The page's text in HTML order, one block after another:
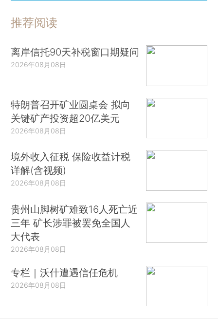
推荐阅读
离岸信托90天补税窗口期疑问
2026年08月08日
特朗普召开矿业圆桌会 拟向
关键矿产投资超20亿美元
2026年08月08日
境外收入征税 保险收益计税
详解(含视频)
2026年08月08日
贵州山脚树矿难致16人死亡近
三年 矿长涉罪被罢免全国人
大代表
2026年08月08日
专栏｜沃什遭遇信任危机
2026年08月08日